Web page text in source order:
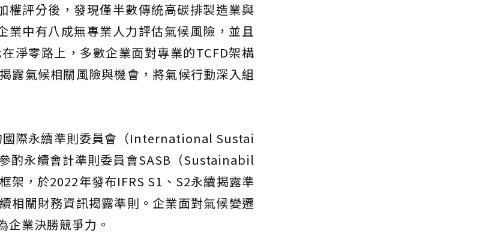
權評分後，發現僅半數傳統高碳排製造業與
業中有八成無專業人力評估氣候風險，並且
淨零路上，多數企業面對專業的TCFD架構
露氣候相關風險與機會，將氣候行動深入組
國際永續準則委員會（International Sustai
永續會計準則委員會SASB（Sustainabil
，於2022年發布IFRS S1、S2永續揭露準
相關財務資訊揭露準則。企業面對氣候變遷
企業決勝競爭力。